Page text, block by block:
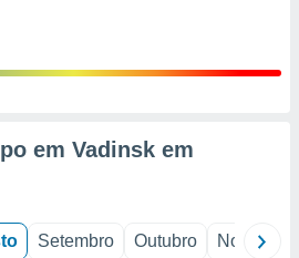
em Vadinsk em
Setembro Outubro Novembro